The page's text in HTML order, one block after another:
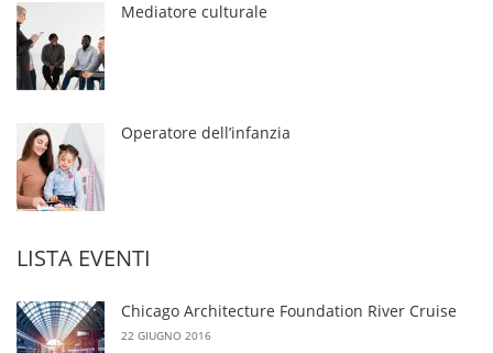
Mediatore culturale
Operatore dell’infanzia
LISTA EVENTI
Chicago Architecture Foundation River Cruise
22 GIUGNO 2016